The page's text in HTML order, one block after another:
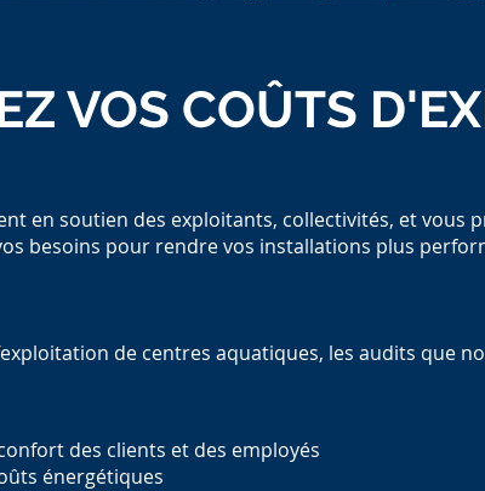
des clients et des employés
énergétiques
VOS COÛTS
en soutien des exploitants, collectivités, et
besoins pour rendre vos installations plus
de centres aquatiques, les audits que
des clients et des employés
énergétiques
VOS COÛTS
en soutien des exploitants, collectivités, et
besoins pour rendre vos installations plus
de centres aquatiques, les audits que